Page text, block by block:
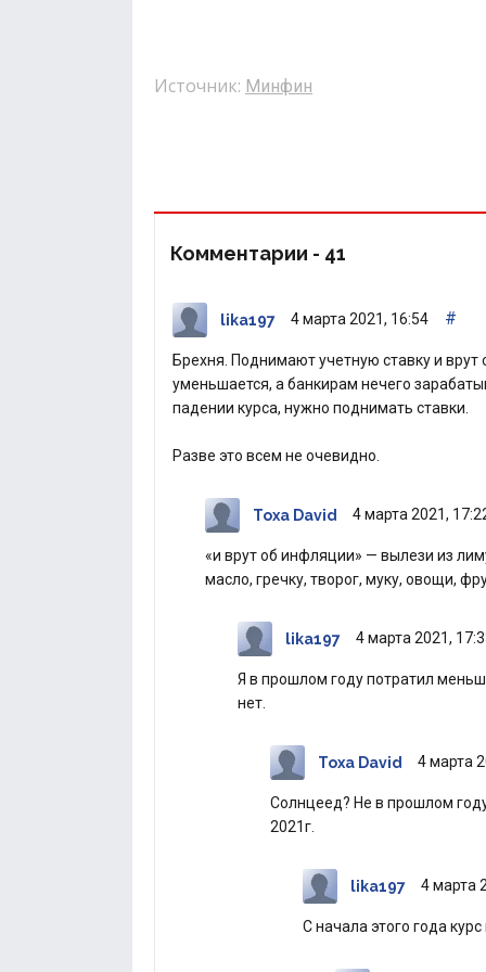
Источник: Минфин
Комментарии - 41
lika197 4 марта 2021, 16:54 #
Брехня. Поднимают учетную ставку и
уменьшается, а банкирам нечего
падении курса, нужно поднимать ставки.
Разве это всем не очевидно.
Toxa David 4 марта 2021,
«и врут об инфляции» — вылези из
масло, гречку, творог, муку, овощи,
lika197 4 марта 2021,
Я в прошлом году потратил
нет.
Toxa David 4 марта
Солнцеед? Не в прошлом
2021г.
lika197 4 марта
С начала этого года